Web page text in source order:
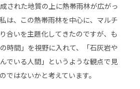
された地質の上に熱帯雨林が広がっ
は、この熱帯雨林を中心に、マルチ
合いを主題化してきたのですが、も
時間」を視野に入れて、「石灰岩や
でいる人間」というような観点で見
ではないかと考えています。